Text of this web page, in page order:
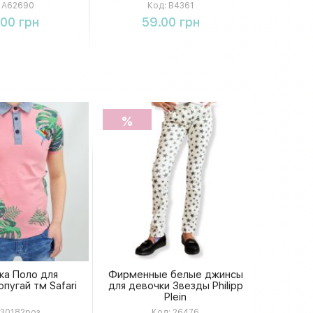
× 5 × 25 см
A62690
грн
Код: B4361
59.00 грн
Купить
Поло для
тм Safari
%
Фирменные белые джинсы
для девочки Звезды Philipp
Plein